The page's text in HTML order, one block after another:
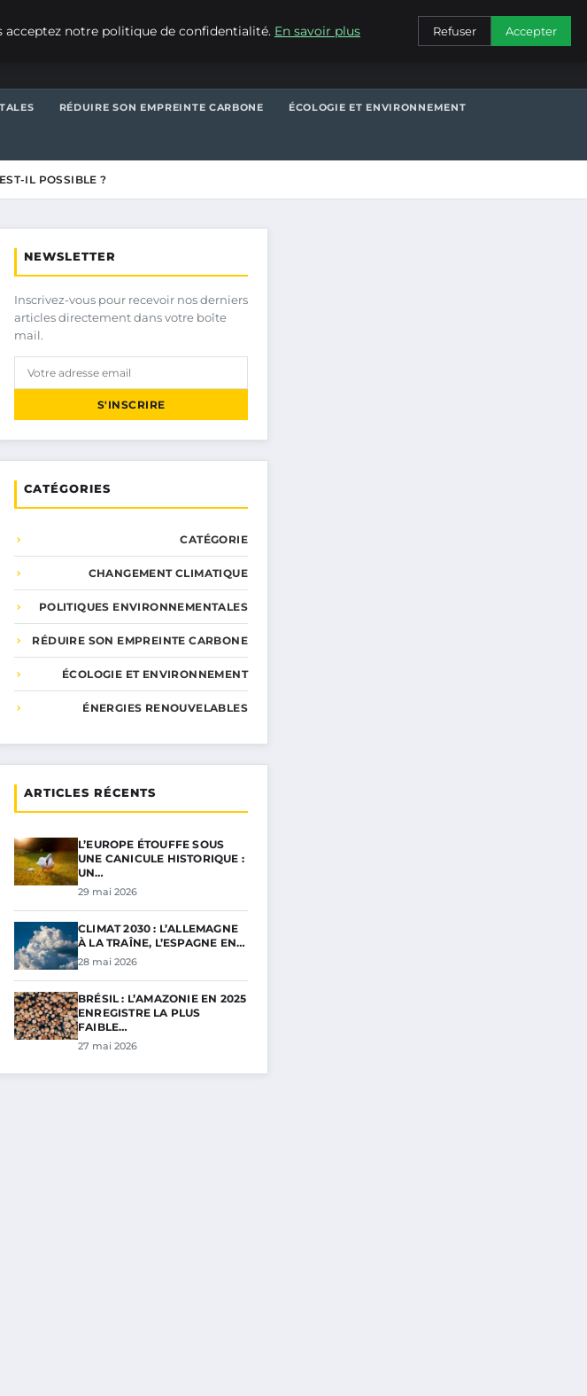
CONTACT
RÉDUIRE SON EMPREINTE CARBONE ÉCOLOGIE ET ENVIRONNEMENT
IL POSSIBLE ?
NEWSLETTER
Inscrivez-vous pour recevoir nos derniers
articles directement dans votre boîte
mail.
S'INSCRIRE
CATÉGORIES
CATÉGORIE
CHANGEMENT CLIMATIQUE
POLITIQUES ENVIRONNEMENTALES
RÉDUIRE SON EMPREINTE CARBONE
ÉCOLOGIE ET ENVIRONNEMENT
ÉNERGIES RENOUVELABLES
ARTICLES RÉCENTS
L’EUROPE ÉTOUFFE SOUS
UNE CANICULE HISTORIQUE :
UN…
29 mai 2026
CLIMAT 2030 : L’ALLEMAGNE
À LA TRAÎNE, L’ESPAGNE EN…
28 mai 2026
BRÉSIL : L’AMAZONIE EN 2025
ENREGISTRE LA PLUS
FAIBLE…
27 mai 2026
acceptez notre politique de confidentialité. En savoir plus Refuser Accepter